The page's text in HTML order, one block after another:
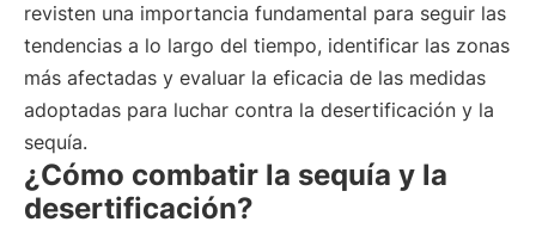
revisten una importancia fundamental para seguir las
tendencias a lo largo del tiempo, identificar las zonas
más afectadas y evaluar la eficacia de las medidas
adoptadas para luchar contra la desertificación y la
sequía.
¿Cómo combatir la sequía y la
desertificación?